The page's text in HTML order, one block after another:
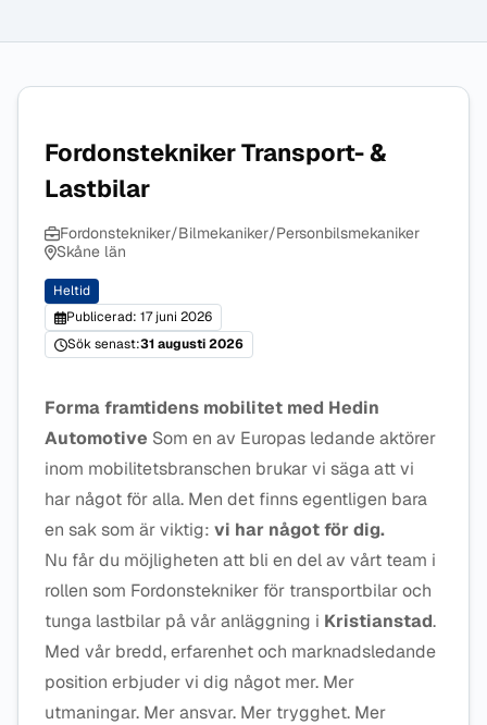
Fordonstekniker Transport- &
Lastbilar
Fordonstekniker/Bilmekaniker/Personbilsmekaniker
Skåne län
Heltid
Publicerad: 17 juni 2026
Sök senast:31 augusti 2026
Forma framtidens mobilitet med Hedin
Automotive Som en av Europas ledande aktörer
inom mobilitetsbranschen brukar vi säga att vi
har något för alla. Men det finns egentligen bara
en sak som är viktig: vi har något för dig.
Nu får du möjligheten att bli en del av vårt team i
rollen som Fordonstekniker för transportbilar och
tunga lastbilar på vår anläggning i Kristianstad.
Med vår bredd, erfarenhet och marknadsledande
position erbjuder vi dig något mer. Mer
utmaningar. Mer ansvar. Mer trygghet. Mer